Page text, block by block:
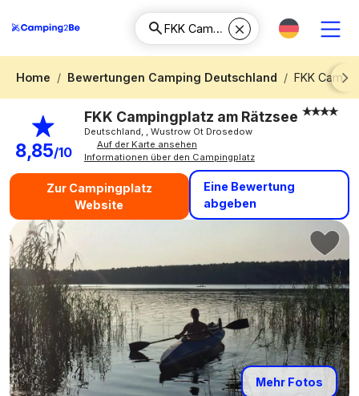
Home Bewertungen Camping Deutschland
FKK
Next
8,85/10
FKK Campingplatz am Rätzsee
Deutschland, , Wustrow Ot Drosedow
Auf der Karte ansehen
Informationen über den Campingplatz
Zur Campingplatz
Website
Eine Bewertung
abgeben
Mehr Fotos